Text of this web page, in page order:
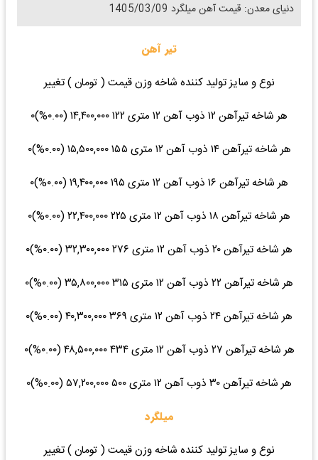
دنیای معدن: قیمت آهن میلگرد 1405/03/09
تیر آهن
نوع و سایز تولید کننده شاخه وزن قیمت ( تومان ) تغییر
هر شاخه تیرآهن ۱۲ ذوب آهن ۱۲ متری ۱۲۲ ۱۴,۴۰۰,۰۰۰ (۰.۰۰%)۰
هر شاخه تیرآهن ۱۴ ذوب آهن ۱۲ متری ۱۵۵ ۱۵,۵۰۰,۰۰۰ (۰.۰۰%)۰
هر شاخه تیرآهن ۱۶ ذوب آهن ۱۲ متری ۱۹۵ ۱۹,۴۰۰,۰۰۰ (۰.۰۰%)۰
هر شاخه تیرآهن ۱۸ ذوب آهن ۱۲ متری ۲۲۵ ۲۲,۴۰۰,۰۰۰ (۰.۰۰%)۰
هر شاخه تیرآهن ۲۰ ذوب آهن ۱۲ متری ۲۷۶ ۳۲,۳۰۰,۰۰۰ (۰.۰۰%)۰
هر شاخه تیرآهن ۲۲ ذوب آهن ۱۲ متری ۳۱۵ ۳۵,۸۰۰,۰۰۰ (۰.۰۰%)۰
هر شاخه تیرآهن ۲۴ ذوب آهن ۱۲ متری ۳۶۹ ۴۰,۳۰۰,۰۰۰ (۰.۰۰%)۰
هر شاخه تیرآهن ۲۷ ذوب آهن ۱۲ متری ۴۳۴ ۴۸,۵۰۰,۰۰۰ (۰.۰۰%)۰
هر شاخه تیرآهن ۳۰ ذوب آهن ۱۲ متری ۵۰۰ ۵۷,۲۰۰,۰۰۰ (۰.۰۰%)۰
میلگرد
نوع و سایز تولید کننده شاخه وزن قیمت ( تومان ) تغییر